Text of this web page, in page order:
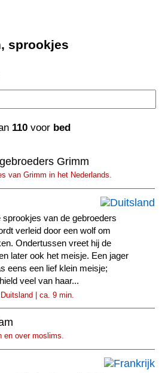
sprookjes
110 voor bed
Grimm
van Grimm in het Nederlands.
sprookjes van de gebroeders
verleid door een wolf om
Ondertussen vreet hij de
later ook het meisje. Een jager
eens een lief klein meisje;
veel van haar...
| ca. 9 min.
en over moslims.